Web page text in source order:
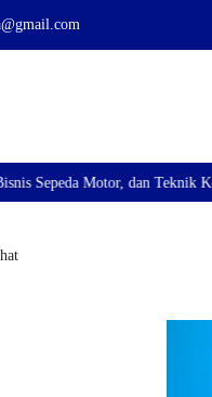
Kendaraan Ringan